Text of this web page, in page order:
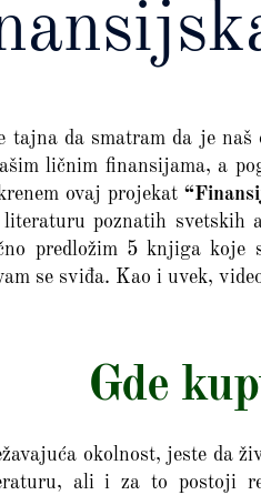
tajna da smatram da je naš
ličnim finansijama, a
ovaj projekat
poznatih svetskih
predložim 5 knjiga
se sviđa. Kao i uvek,
Gde
okolnost, jeste da
ali i za to postoji